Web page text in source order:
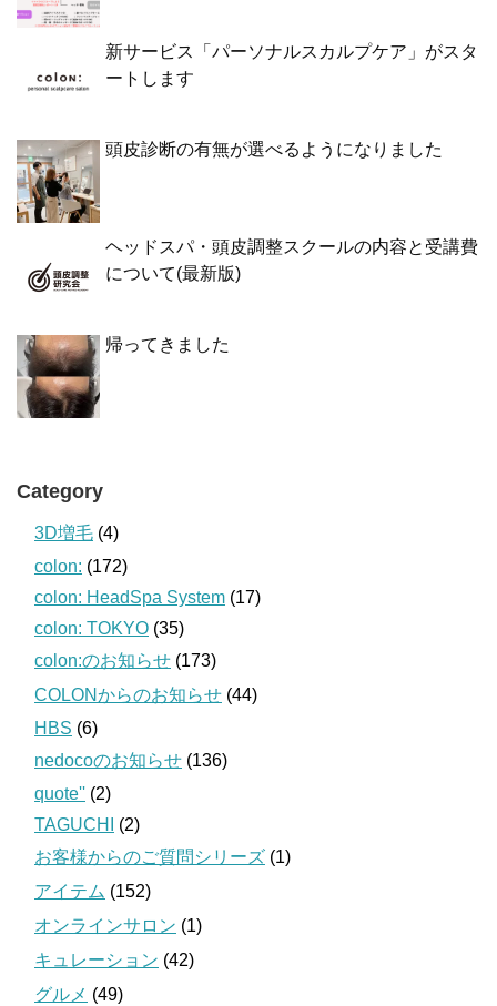
新サービス「パーソナルスカルプケア」がスタ
ートします
頭皮診断の有無が選べるようになりました
ヘッドスパ・頭皮調整スクールの内容と受講費
について(最新版)
帰ってきました
Category
3D増毛 (4)
colon: (172)
colon: HeadSpa System (17)
colon: TOKYO (35)
colon:のお知らせ (173)
COLONからのお知らせ (44)
HBS (6)
nedocoのお知らせ (136)
quote'' (2)
TAGUCHI
(2)
お客様からのご質問シリーズ (1)
アイテム (152)
オンラインサロン (1)
キュレーション (42)
グルメ (49)